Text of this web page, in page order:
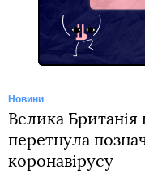
Новини
Велика
перетнула
коронавірусу